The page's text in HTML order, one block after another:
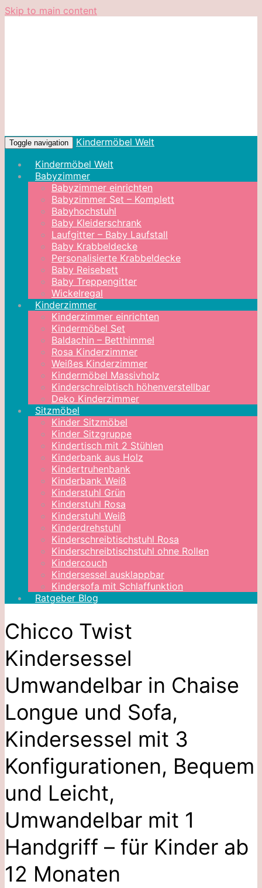
Skip to main content
Toggle navigation
Kindermöbel Welt
Kindermöbel Welt
Babyzimmer
Babyzimmer einrichten
Babyzimmer Set – Komplett
Babyhochstuhl
Baby Kleiderschrank
Laufgitter – Baby Laufstall
Baby Krabbeldecke
Personalisierte Krabbeldecke
Baby Reisebett
Baby Treppengitter
Wickelregal
Kinderzimmer
Kinderzimmer einrichten
Kindermöbel Set
Baldachin – Betthimmel
Rosa Kinderzimmer
Weißes Kinderzimmer
Kindermöbel Massivholz
Kinderschreibtisch höhenverstellbar
Deko Kinderzimmer
Sitzmöbel
Kinder Sitzmöbel
Kinder Sitzgruppe
Kindertisch mit 2 Stühlen
Kinderbank aus Holz
Kindertruhenbank
Kinderbank Weiß
Kinderstuhl Grün
Kinderstuhl Rosa
Kinderstuhl Weiß
Kinderdrehstuhl
Kinderschreibtischstuhl Rosa
Kinderschreibtischstuhl ohne Rollen
Kindercouch
Kindersessel ausklappbar
Kindersofa mit Schlaffunktion
Ratgeber Blog
Chicco Twist
Kindersessel
Umwandelbar in Chaise
Longue und Sofa,
Kindersessel mit 3
Konfigurationen, Bequem
und Leicht,
Umwandelbar mit 1
Handgriff – für Kinder ab
12 Monaten